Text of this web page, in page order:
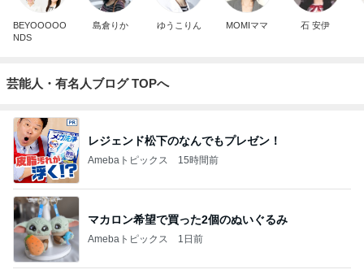
BEYOOOOO
NDS
島倉りか ゆうこりん MOMIママ 石 安伊
芸能人・有名人ブログ TOPへ
レジェンド松下のなんでもプレゼン！
Amebaトピックス 15時間前
マカロン希望で買った2個のぬいぐるみ
Amebaトピックス 1日前